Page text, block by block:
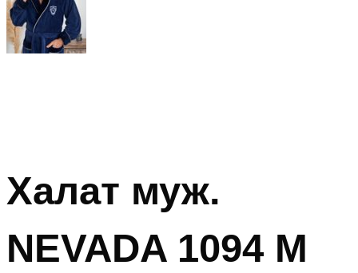
Халат муж.
NEVADA 1094 М